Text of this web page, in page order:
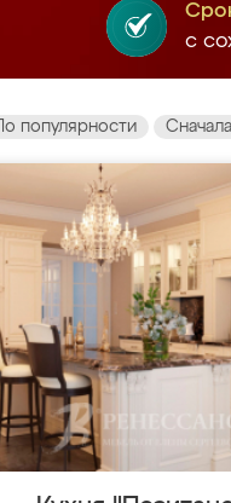
с
По популярности